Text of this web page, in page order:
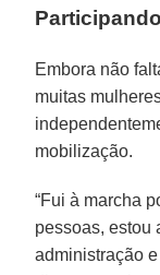
Embora não
muitas
mobilização.
“Fui à marcha
pessoas, estou
administração